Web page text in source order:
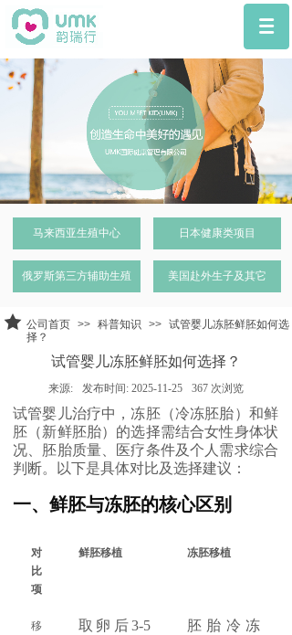
美国赴外生子及其它
马来西亚生殖中心
俄罗斯第三方辅助生殖
日本健康类项目
公司首页 >> 科普知识 >> 试管婴儿冻胚鲜胚如何选
择？
试管婴儿冻胚鲜胚如何选择？
来源: 发布时间: 2025-11-25 367 次浏览
试管婴儿治疗中，冻胚（冷冻胚胎）和鲜
胚（新鲜胚胎）的选择需结合女性身体状
况、胚胎质量、医疗条件及个人需求综合
判断。以下是具体对比及选择建议：
一、鲜胚与冻胚的核心区别
对
比
项
鲜胚移植 冻胚移植
移
取卵后3-5
胚胎冷冻